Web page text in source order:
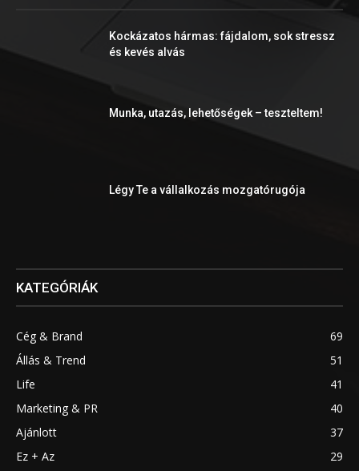
Kockázatos hármas: fájdalom, sok stressz
és kevés alvás
Munka, utazás, lehetőségek – teszteltem!
Légy Te a vállalkozás mozgatórugója
KATEGÓRIÁK
Cég & Brand
69
Állás & Trend
51
Life
41
Marketing & PR
40
Ajánlott
37
Ez + Az
29